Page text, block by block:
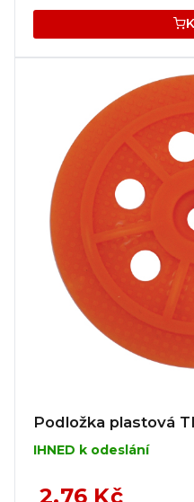
Podložka plastová
IHNED k odeslání
2,76 Kč